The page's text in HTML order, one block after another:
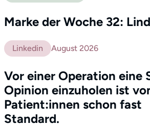
Marke der Woche 32:
Linkedin August 2026
Vor einer Operation eine
Opinion einzuholen ist
Patient:innen schon fast
Standard.